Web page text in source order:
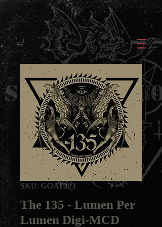
SKU: GOAT023
The 135 - Lumen Per
Lumen Digi-MCD